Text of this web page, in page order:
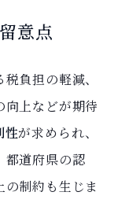
意点
負担の軽減、
上などが期待
性が求められ、
都道府県の認
制約も生じま